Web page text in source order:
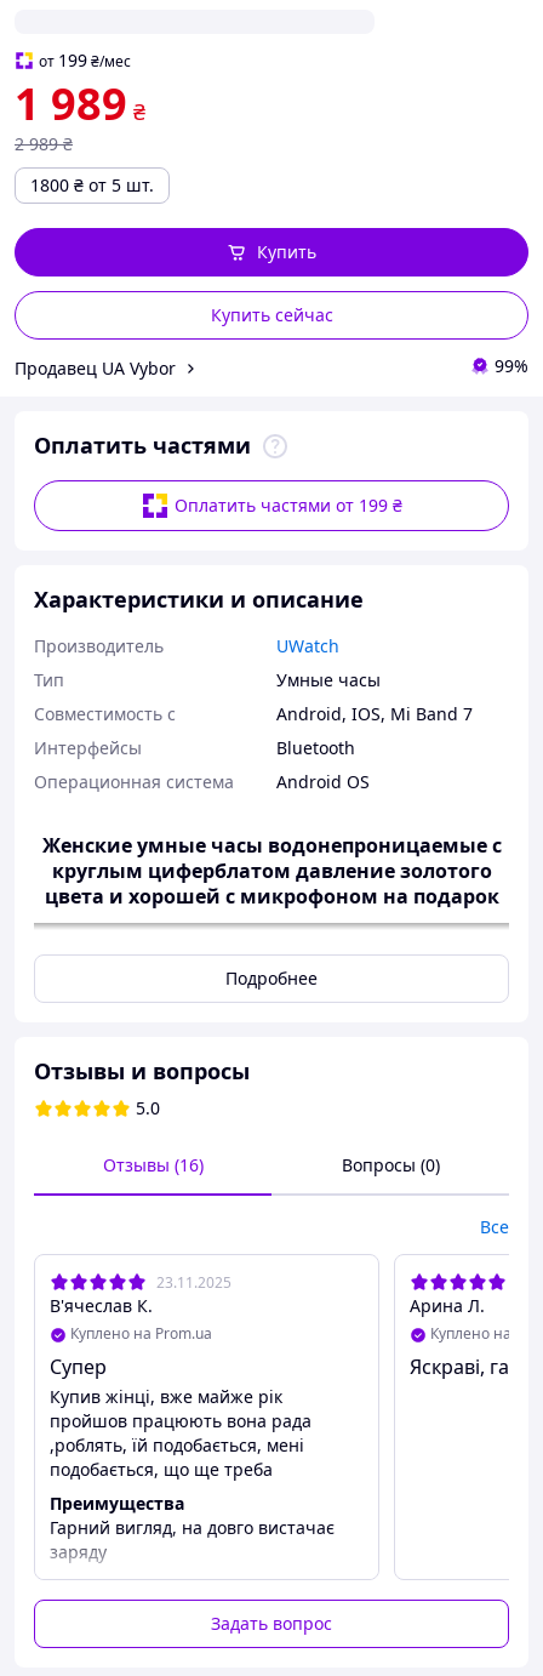
от 199₴/мес
1 989 ₴
2 989 ₴
1800 ₴ от 5 шт.
Купить сейчас
Купить
Продавец UA Vybor 99%
Оплатить частями
Оплатить частями от 199 ₴
Характеристики и описание
Производитель
UWatch
Тип
Умные часы
Совместимость с
Android, IOS, Mi Band 7
Интерфейсы
Bluetooth
Операционная система
Android OS
Женские умные часы водонепроницаемые с
круглым циферблатом давление золотого
цвета и хорошей с микрофоном на подарок
Характеристики
Язык приложения - Укр, рус, англ
Язык часов - Рус, англ
Мессенджеры - Вайбер, Телеграмм, Инста,
Фейсбук
Уведомления - Вызовы, sms
Функции - Шагомер, уведомление о
входящем звонке, уведомление о
Подробнее
Отзывы и вопросы
5.0
Отзывы (16) Вопросы (0)
Все
23.11.2025
В'ячеслав К.
Куплено на Prom.ua
Супер
Купив жінці, вже майже рік
пройшов працюють вона рада
,роблять, їй подобається, мені
подобається, що ще треба
Преимущества
Гарний вигляд, на довго вистачає
заряду
Арина Л.
Куплено на
Яскраві,
Задать вопрос